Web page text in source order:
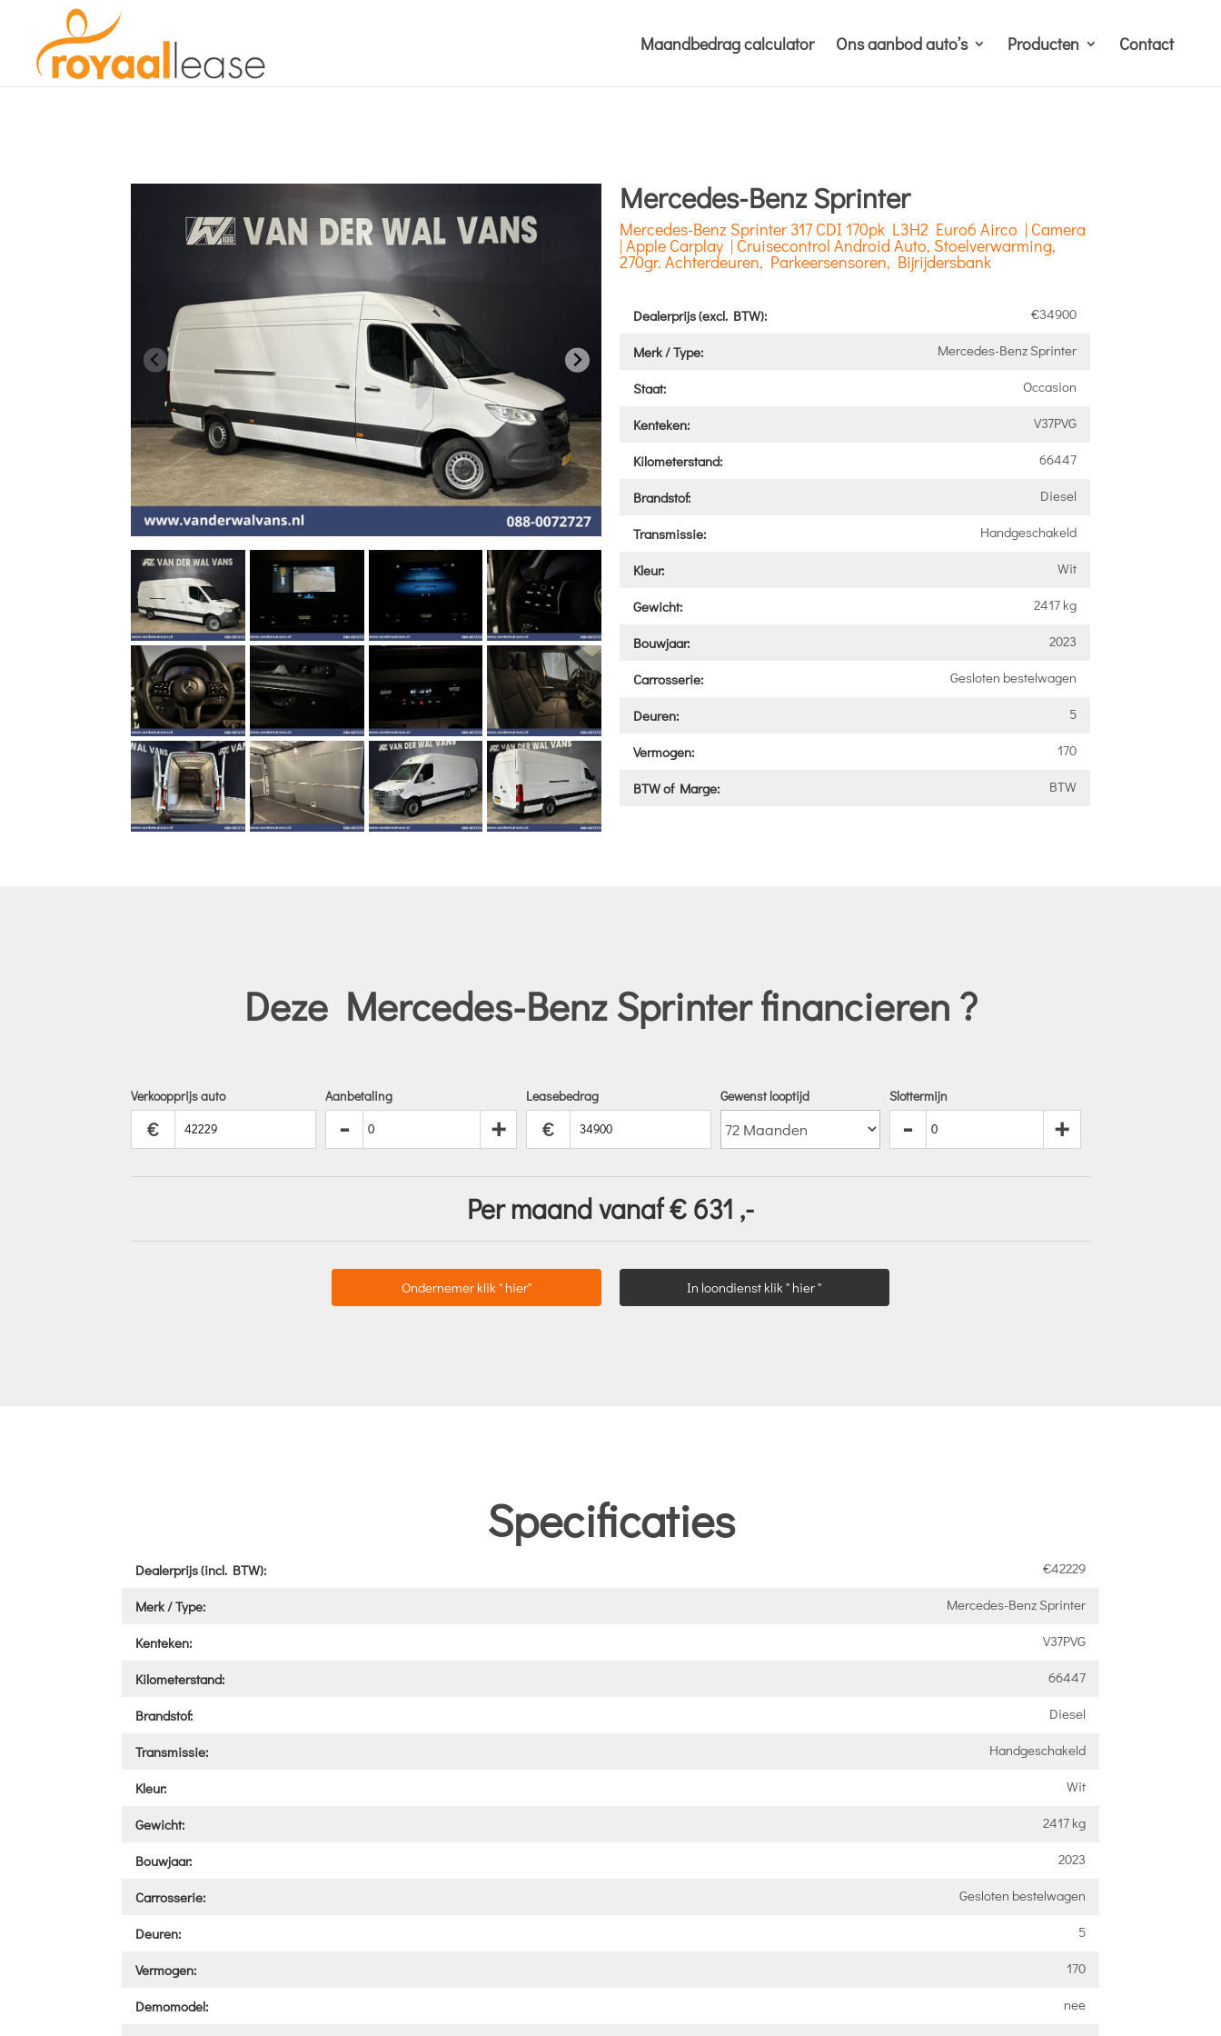
Maandbedrag calculator Ons aanbod auto’s Producten Contact
Mercedes-Benz Sprinter
Mercedes-Benz Sprinter 317 CDI 170pk L3H2 Euro6 Airco | Camera
| Apple Carplay | Cruisecontrol Android Auto, Stoelverwarming,
270gr. Achterdeuren, Parkeersensoren, Bijrijdersbank
Dealerprijs (excl. BTW): €34900
Merk / Type: Mercedes-Benz Sprinter
Staat: Occasion
Kenteken: V37PVG
Kilometerstand: 66447
Brandstof: Diesel
Transmissie: Handgeschakeld
Kleur: Wit
Gewicht: 2417 kg
Bouwjaar: 2023
Carrosserie: Gesloten bestelwagen
Deuren: 5
Vermogen: 170
BTW of Marge: BTW
Deze Mercedes-Benz Sprinter financieren ?
Verkoopprijs auto
€
Aanbetaling
- +
Leasebedrag
€
Gewenst looptijd Slottermijn
- +
Per maand vanaf € 631 ,-
Ondernemer klik " hier" In loondienst klik " hier "
Specificaties
Dealerprijs (incl. BTW): €42229
Merk / Type: Mercedes-Benz Sprinter
Kenteken: V37PVG
Kilometerstand: 66447
Brandstof: Diesel
Transmissie: Handgeschakeld
Kleur: Wit
Gewicht: 2417 kg
Bouwjaar: 2023
Carrosserie: Gesloten bestelwagen
Deuren: 5
Vermogen: 170
Demomodel: nee